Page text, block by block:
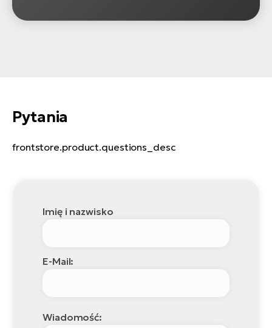
Pytania
frontstore.product.questions_desc
Imię i nazwisko
E-Mail:
Wiadomość: